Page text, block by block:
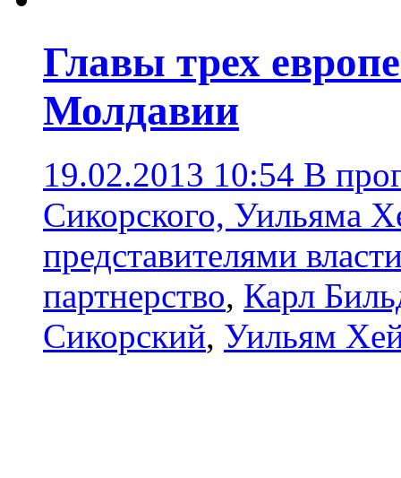
Главы трех
Молдавии
19.02.2013 10:54 В
Сикорского, Уильяма
представителями
партнерство, Карл
Сикорский, Уильям